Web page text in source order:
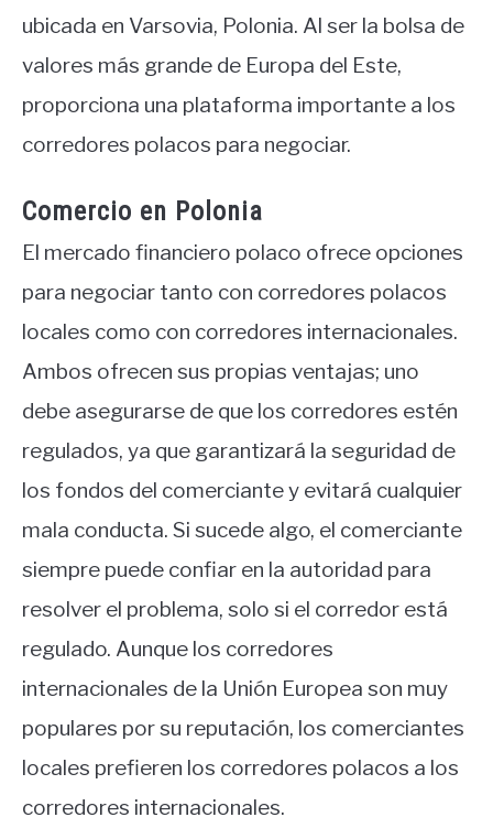
ubicada en Varsovia, Polonia. Al ser la bolsa de
valores más grande de Europa del Este,
proporciona una plataforma importante a los
corredores polacos para negociar.
Comercio en Polonia
El mercado financiero polaco ofrece opciones
para negociar tanto con corredores polacos
locales como con corredores internacionales.
Ambos ofrecen sus propias ventajas; uno
debe asegurarse de que los corredores estén
regulados, ya que garantizará la seguridad de
los fondos del comerciante y evitará cualquier
mala conducta. Si sucede algo, el comerciante
siempre puede confiar en la autoridad para
resolver el problema, solo si el corredor está
regulado. Aunque los corredores
internacionales de la Unión Europea son muy
populares por su reputación, los comerciantes
locales prefieren los corredores polacos a los
corredores internacionales.